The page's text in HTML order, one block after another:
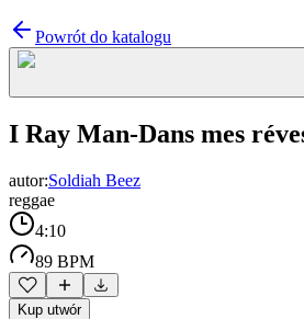
Powrót do katalogu
I Ray Man-Dans mes
autor:Soldiah Beez
reggae
4:10
89 BPM
Kup utwór